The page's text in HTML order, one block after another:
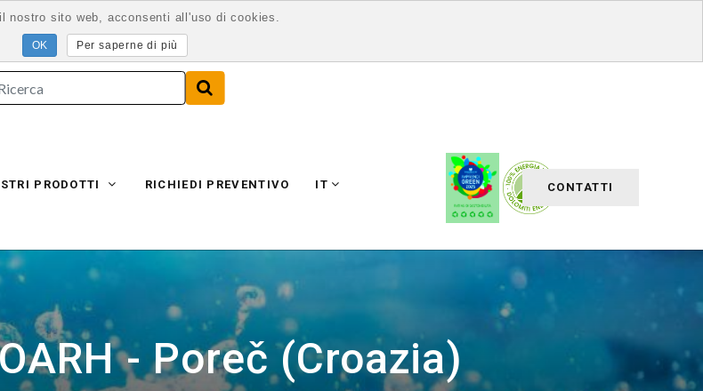
CONTATTI
PRODOTTI RICHIEDI PREVENTIVO IT
- Poreč (Croazia)
nostro sito web, acconsenti all'uso di cookies.
Per saperne di più